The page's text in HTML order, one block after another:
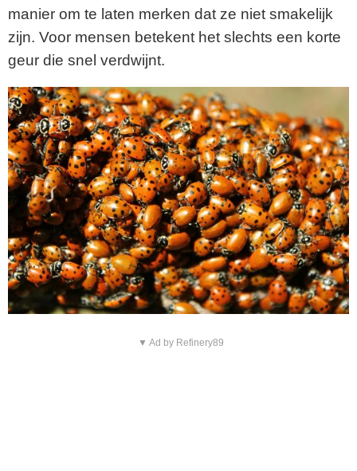
manier om te laten merken dat ze niet smakelijk
zijn. Voor mensen betekent het slechts een korte
geur die snel verdwijnt.
▼ Ad by Refinery89